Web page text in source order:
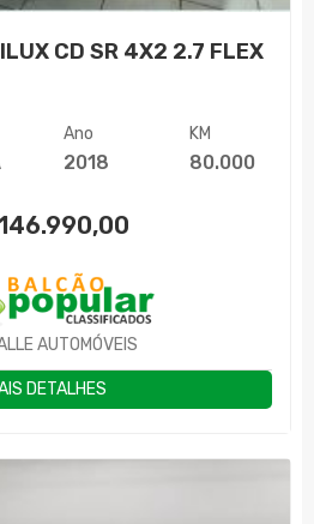
CD SR 4X2 2.7 FLEX
Ano
2018
KM
80.000
AUTOMÓVEIS
DETALHES